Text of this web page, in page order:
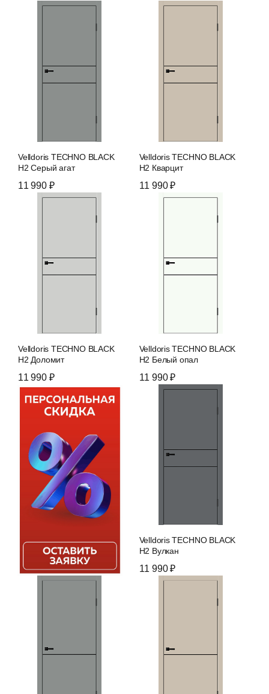
Velldoris TECHNO BLACK
H2 Серый агат
11 990 ₽
Velldoris TECHNO BLACK
H2 Кварцит
11 990 ₽
Velldoris TECHNO BLACK
H2 Доломит
11 990 ₽
Velldoris TECHNO BLACK
H2 Белый опал
11 990 ₽
Velldoris TECHNO BLACK
H2 Вулкан
11 990 ₽